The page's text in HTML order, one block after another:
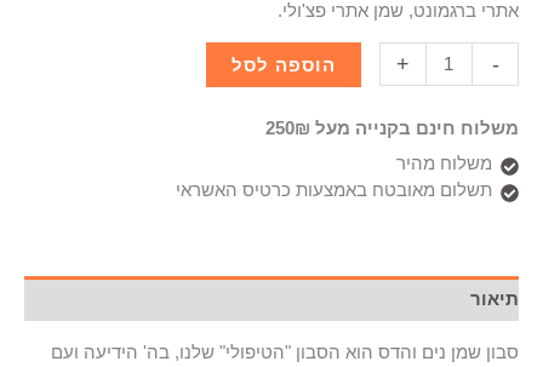
אתרי ברגמונט, שמן אתרי פצ'ולי.
-
+ הוספה לסל
משלוח חינם בקנייה מעל 250₪
משלוח מהיר
תשלום מאובטח באמצעות כרטיס האשראי
תיאור
סבון שמן נים והדס הוא הסבון "הטיפולי" שלנו, בה' הידיעה ועם